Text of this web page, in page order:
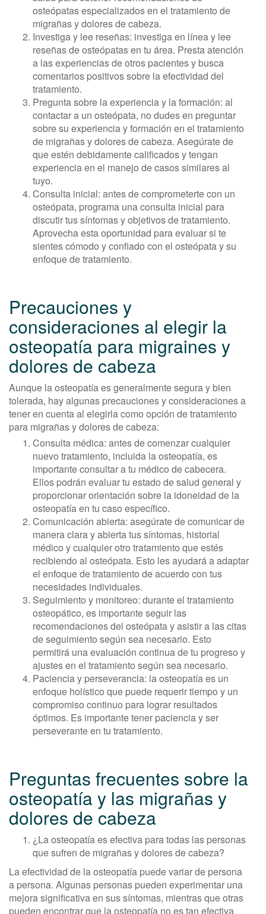
osteópatas especializados en el tratamiento de
migrañas y dolores de cabeza.
Investiga y lee reseñas: investiga en línea y lee
reseñas de osteópatas en tu área. Presta atención
a las experiencias de otros pacientes y busca
comentarios positivos sobre la efectividad del
tratamiento.
Pregunta sobre la experiencia y la formación: al
contactar a un osteópata, no dudes en preguntar
sobre su experiencia y formación en el tratamiento
de migrañas y dolores de cabeza. Asegúrate de
que estén debidamente calificados y tengan
experiencia en el manejo de casos similares al
tuyo.
Consulta inicial: antes de comprometerte con un
osteópata, programa una consulta inicial para
discutir tus síntomas y objetivos de tratamiento.
Aprovecha esta oportunidad para evaluar si te
sientes cómodo y confiado con el osteópata y su
enfoque de tratamiento.
Precauciones y
consideraciones al elegir la
osteopatía para migraines y
dolores de cabeza
Aunque la osteopatía es generalmente segura y bien
tolerada, hay algunas precauciones y consideraciones a
tener en cuenta al elegirla como opción de tratamiento
para migrañas y dolores de cabeza:
Consulta médica: antes de comenzar cualquier
nuevo tratamiento, incluida la osteopatía, es
importante consultar a tu médico de cabecera.
Ellos podrán evaluar tu estado de salud general y
proporcionar orientación sobre la idoneidad de la
osteopatía en tu caso específico.
Comunicación abierta: asegúrate de comunicar de
manera clara y abierta tus síntomas, historial
médico y cualquier otro tratamiento que estés
recibiendo al osteópata. Esto les ayudará a adaptar
el enfoque de tratamiento de acuerdo con tus
necesidades individuales.
Seguimiento y monitoreo: durante el tratamiento
osteopático, es importante seguir las
recomendaciones del osteópata y asistir a las citas
de seguimiento según sea necesario. Esto
permitirá una evaluación continua de tu progreso y
ajustes en el tratamiento según sea necesario.
Paciencia y perseverancia: la osteopatía es un
enfoque holístico que puede requerir tiempo y un
compromiso continuo para lograr resultados
óptimos. Es importante tener paciencia y ser
perseverante en tu tratamiento.
Preguntas frecuentes sobre la
osteopatía y las migrañas y
dolores de cabeza
¿La osteopatía es efectiva para todas las personas
que sufren de migrañas y dolores de cabeza?
La efectividad de la osteopatía puede variar de persona
a persona. Algunas personas pueden experimentar una
mejora significativa en sus síntomas, mientras que otras
pueden encontrar que la osteopatía no es tan efectiva